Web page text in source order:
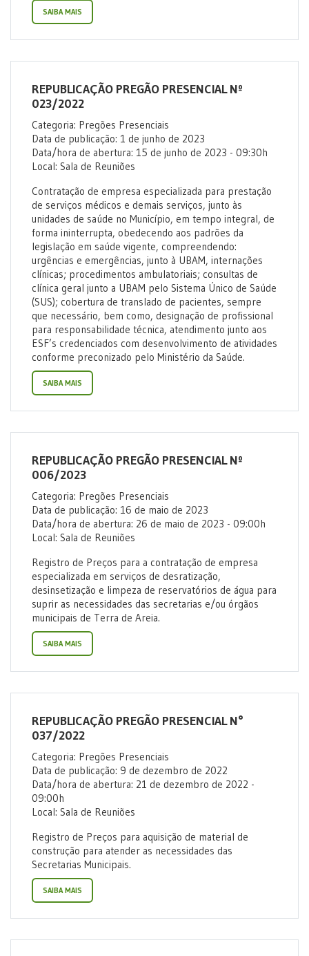
SAIBA MAIS
REPUBLICAÇÃO PREGÃO PRESENCIAL Nº
023/2022
Categoria: Pregões Presenciais
Data de publicação: 1 de junho de 2023
Data/hora de abertura: 15 de junho de 2023 - 09:30h
Local: Sala de Reuniões
Contratação de empresa especializada para prestação
de serviços médicos e demais serviços, junto às
unidades de saúde no Município, em tempo integral, de
forma ininterrupta, obedecendo aos padrões da
legislação em saúde vigente, compreendendo:
urgências e emergências, junto à UBAM, internações
clínicas; procedimentos ambulatoriais; consultas de
clínica geral junto a UBAM pelo Sistema Único de Saúde
(SUS); cobertura de translado de pacientes, sempre
que necessário, bem como, designação de profissional
para responsabilidade técnica, atendimento junto aos
ESF’s credenciados com desenvolvimento de atividades
conforme preconizado pelo Ministério da Saúde.
SAIBA MAIS
REPUBLICAÇÃO PREGÃO PRESENCIAL Nº
006/2023
Categoria: Pregões Presenciais
Data de publicação: 16 de maio de 2023
Data/hora de abertura: 26 de maio de 2023 - 09:00h
Local: Sala de Reuniões
Registro de Preços para a contratação de empresa
especializada em serviços de desratização,
desinsetização e limpeza de reservatórios de água para
suprir as necessidades das secretarias e/ou órgãos
municipais de Terra de Areia.
SAIBA MAIS
REPUBLICAÇÃO PREGÃO PRESENCIAL N°
037/2022
Categoria: Pregões Presenciais
Data de publicação: 9 de dezembro de 2022
Data/hora de abertura: 21 de dezembro de 2022 -
09:00h
Local: Sala de Reuniões
Registro de Preços para aquisição de material de
construção para atender as necessidades das
Secretarias Municipais.
SAIBA MAIS